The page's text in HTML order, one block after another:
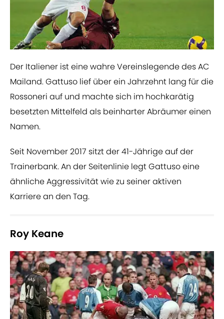
Der Italiener ist eine wahre Vereinslegende des AC
Mailand. Gattuso lief über ein Jahrzehnt lang für die
Rossoneri auf und machte sich im hochkarätig
besetzten Mittelfeld als beinharter Abräumer einen
Namen.
Seit November 2017 sitzt der 41-Jährige auf der
Trainerbank. An der Seitenlinie legt Gattuso eine
ähnliche Aggressivität wie zu seiner aktiven
Karriere an den Tag.
Roy Keane